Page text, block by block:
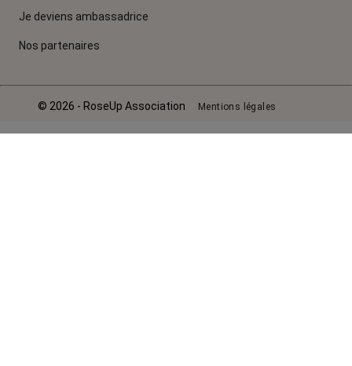
Je deviens ambassadrice
Nos partenaires
© 2026 - RoseUp Association Mentions légales